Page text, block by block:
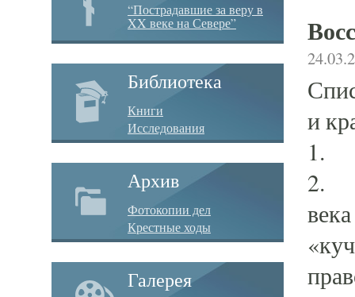
“Пострадавшие за веру в
XX веке на Севере”
Библиотека
Книги
Исследования
Архив
Фотокопии дел
Крестные ходы
Галерея
и
1.
2. В